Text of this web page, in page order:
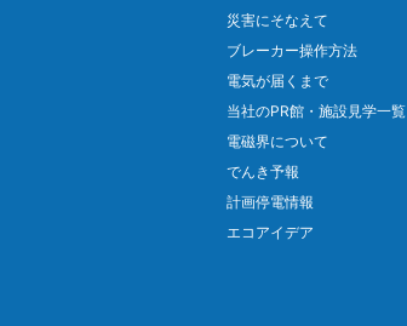
災害にそなえて
ブレーカー操作方法
電気が届くまで
当社のPR館・施設見学一覧
電磁界について
でんき予報
計画停電情報
エコアイデア